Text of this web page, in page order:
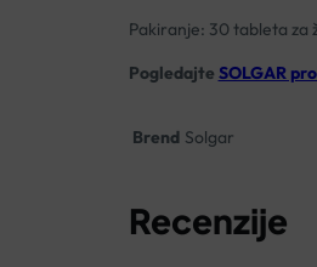
Pakiranje: 30 tableta za
Pogledajte SOLGAR
Brend Solgar
Recenzije